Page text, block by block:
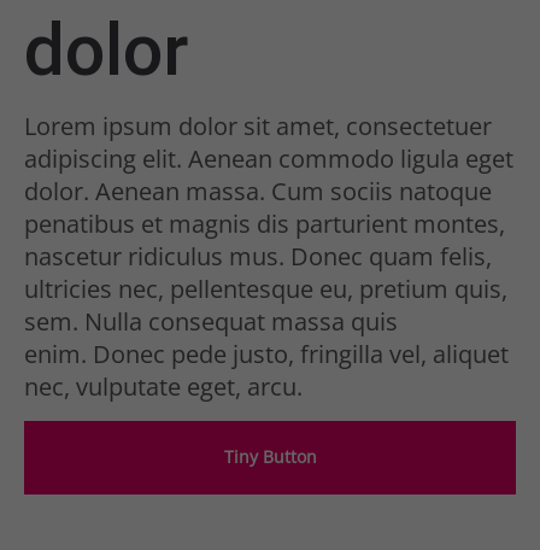
dolor
Lorem ipsum dolor sit amet, consectetuer
adipiscing elit. Aenean commodo ligula eget
dolor. Aenean massa. Cum sociis natoque
penatibus et magnis dis parturient montes,
nascetur ridiculus mus. Donec quam felis,
ultricies nec, pellentesque eu, pretium quis,
sem. Nulla consequat massa quis
enim. Donec pede justo, fringilla vel, aliquet
nec, vulputate eget, arcu.
Tiny Button